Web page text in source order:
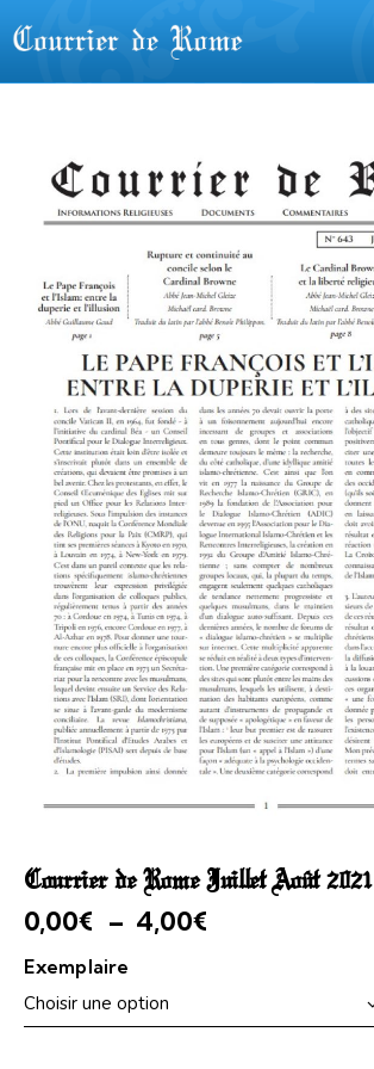
Courrier de Rome Juillet Août 2021
0,00€ – 4,00€
Exemplaire